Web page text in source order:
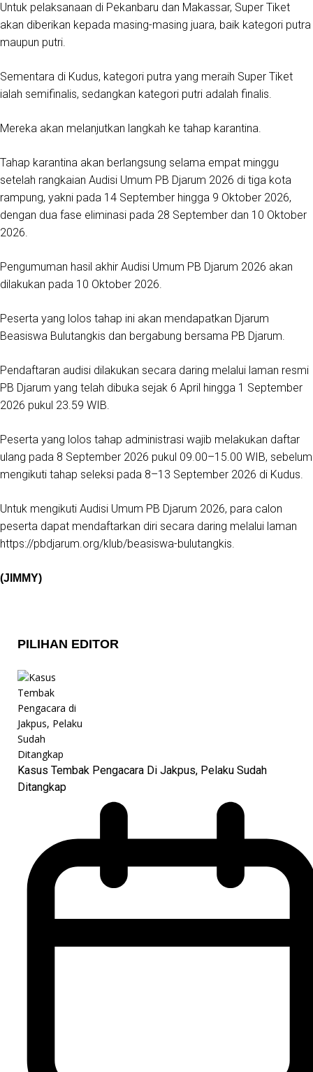
Untuk pelaksanaan di Pekanbaru dan Makassar, Super Tiket
akan diberikan kepada masing-masing juara, baik kategori putra
maupun putri.
Sementara di Kudus, kategori putra yang meraih Super Tiket
ialah semifinalis, sedangkan kategori putri adalah finalis.
Mereka akan melanjutkan langkah ke tahap karantina.
Tahap karantina akan berlangsung selama empat minggu
setelah rangkaian Audisi Umum PB Djarum 2026 di tiga kota
rampung, yakni pada 14 September hingga 9 Oktober 2026,
dengan dua fase eliminasi pada 28 September dan 10 Oktober
2026.
Pengumuman hasil akhir Audisi Umum PB Djarum 2026 akan
dilakukan pada 10 Oktober 2026.
Peserta yang lolos tahap ini akan mendapatkan Djarum
Beasiswa Bulutangkis dan bergabung bersama PB Djarum.
Pendaftaran audisi dilakukan secara daring melalui laman resmi
PB Djarum yang telah dibuka sejak 6 April hingga 1 September
2026 pukul 23.59 WIB.
Peserta yang lolos tahap administrasi wajib melakukan daftar
ulang pada 8 September 2026 pukul 09.00–15.00 WIB, sebelum
mengikuti tahap seleksi pada 8–13 September 2026 di Kudus.
Untuk mengikuti Audisi Umum PB Djarum 2026, para calon
peserta dapat mendaftarkan diri secara daring melalui laman
https://pbdjarum.org/klub/beasiswa-bulutangkis.
(JIMMY)
PILIHAN EDITOR
Kasus Tembak Pengacara Di Jakpus, Pelaku Sudah
Ditangkap